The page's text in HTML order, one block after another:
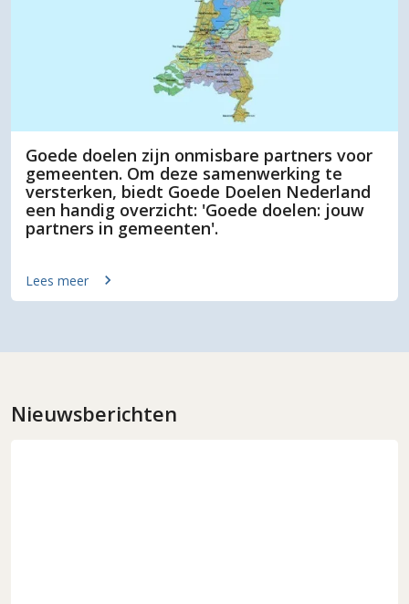
Goede doelen zijn onmisbare partners voor
gemeenten. Om deze samenwerking te
versterken, biedt Goede Doelen Nederland
een handig overzicht: 'Goede doelen: jouw
partners in gemeenten'.
Lees meer
Nieuwsberichten